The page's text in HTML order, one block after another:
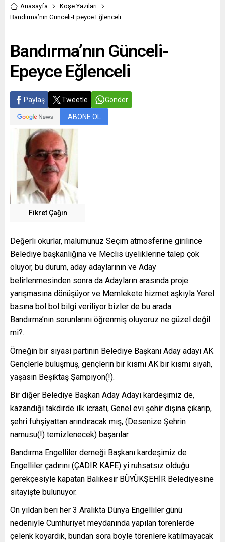
Anasayfa
Köşe Yazıları
Bandırma’nın Günceli-Epeyce Eğlenceli
Bandırma’nın Günceli-
Epeyce Eğlenceli
Paylaş Tweetle Gönder
ABONE OL
Fikret Çağın
Değerli okurlar, malumunuz Seçim atmosferine girilince
Belediye başkanlığına ve Meclis üyeliklerine talep çok
oluyor, bu durum, aday adaylarının ve Aday
belirlenmesinden sonra da Adayların arasında proje
yarışmasına dönüşüyor ve Memlekete hizmet aşkıyla Yerel
basına bol bol bilgi veriliyor bizler de bu arada
Bandırma’nın sorunlarını öğrenmiş oluyoruz ne güzel değil
mi?.
Örneğin bir siyasi partinin Belediye Başkanı Aday adayı AK
Gençlerle buluşmuş, gençlerin bir kısmı AK bir kısmı siyah,
yaşasın Beşiktaş Şampiyon(!).
Bir diğer Belediye Başkan Aday Adayı kardeşimiz de,
kazandığı takdirde ilk icraatı, Genel evi şehir dışına çıkarıp,
şehri fuhşiyattan arındıracak mış, (Desenize Şehrin
namusu(!) temizlenecek) başarılar.
Bandırma Engelliler derneği Başkanı kardeşimiz de
Engelliler çadırını (ÇADIR KAFE) yi ruhsatsız olduğu
gerekçesiyle kapatan Balıkesir BÜYÜKŞEHİR Belediyesine
sitayişte bulunuyor.
On yıldan beri her 3 Aralıkta Dünya Engelliler günü
nedeniyle Cumhuriyet meydanında yapılan törenlerde
çelenk koyardık, bundan sora böyle törenlere katılmayacak